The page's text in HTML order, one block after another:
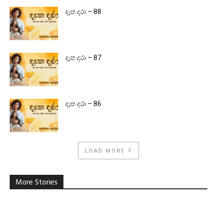
දෑත දරා – 88
දෑත දරා – 87
දෑත දරා – 86
LOAD MORE
More Stories